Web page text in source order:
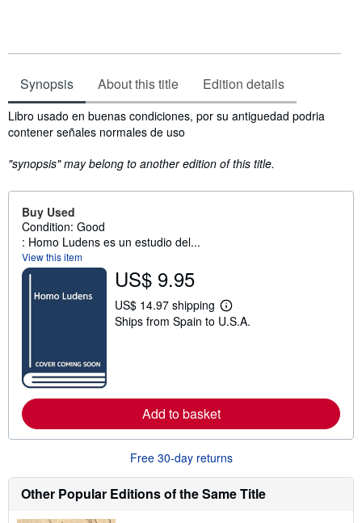
Synopsis About this title Edition details
Synopsis
Libro usado en buenas condiciones, por su antiguedad podria
contener señales normales de uso
"synopsis" may belong to another edition of this title.
Buy Used
Condition: Good
: Homo Ludens es un estudio del...
View this item
US$ 9.95
US$ 14.97 shipping
L
e
b
u
s
h
Ships from Spain to U.S.A.
Add to basket
Free 30-day returns
Other Popular Editions of the Same Title